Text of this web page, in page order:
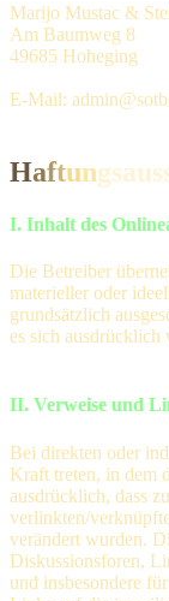
Marijo Mustac &
Am Baumweg 8
49685 Hoheging
E-Mail:
Haftungsaus
I. Inhalt des
Die Betreiber
materieller oder
grundsätzlich
es sich ausdrücklich
II. Verweise und
Bei direkten oder
Kraft treten, in dem
ausdrücklich, dass
verlinkten/
verändert wurden.
Diskussionsforen,
und insbesondere